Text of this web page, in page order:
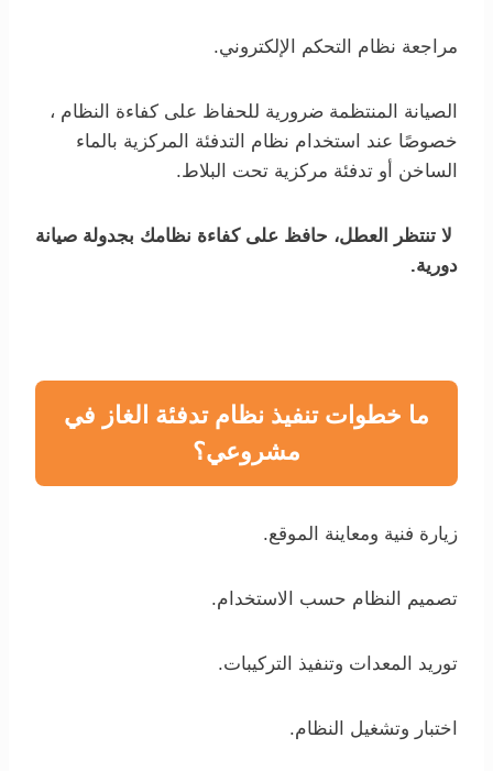
مراجعة نظام التحكم الإلكتروني.
الصيانة المنتظمة ضرورية للحفاظ على كفاءة النظام ،
خصوصًا عند استخدام نظام التدفئة المركزية بالماء
الساخن أو تدفئة مركزية تحت البلاط.
لا تنتظر العطل، حافظ على كفاءة نظامك بجدولة صيانة
دورية.
ما خطوات تنفيذ نظام تدفئة الغاز في
مشروعي؟
زيارة فنية ومعاينة الموقع.
تصميم النظام حسب الاستخدام.
توريد المعدات وتنفيذ التركيبات.
اختبار وتشغيل النظام.